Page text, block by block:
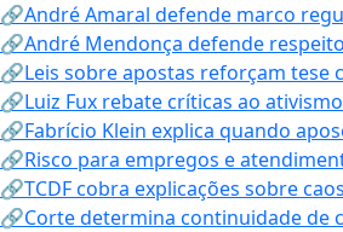
🔗André Amaral defende marco
🔗André Mendonça defende
🔗Leis sobre apostas reforçam tese
🔗Luiz Fux rebate críticas ao
🔗Fabrício Klein explica quando
🔗Risco para empregos e
🔗TCDF cobra explicações sobre
🔗Corte determina continuidade de